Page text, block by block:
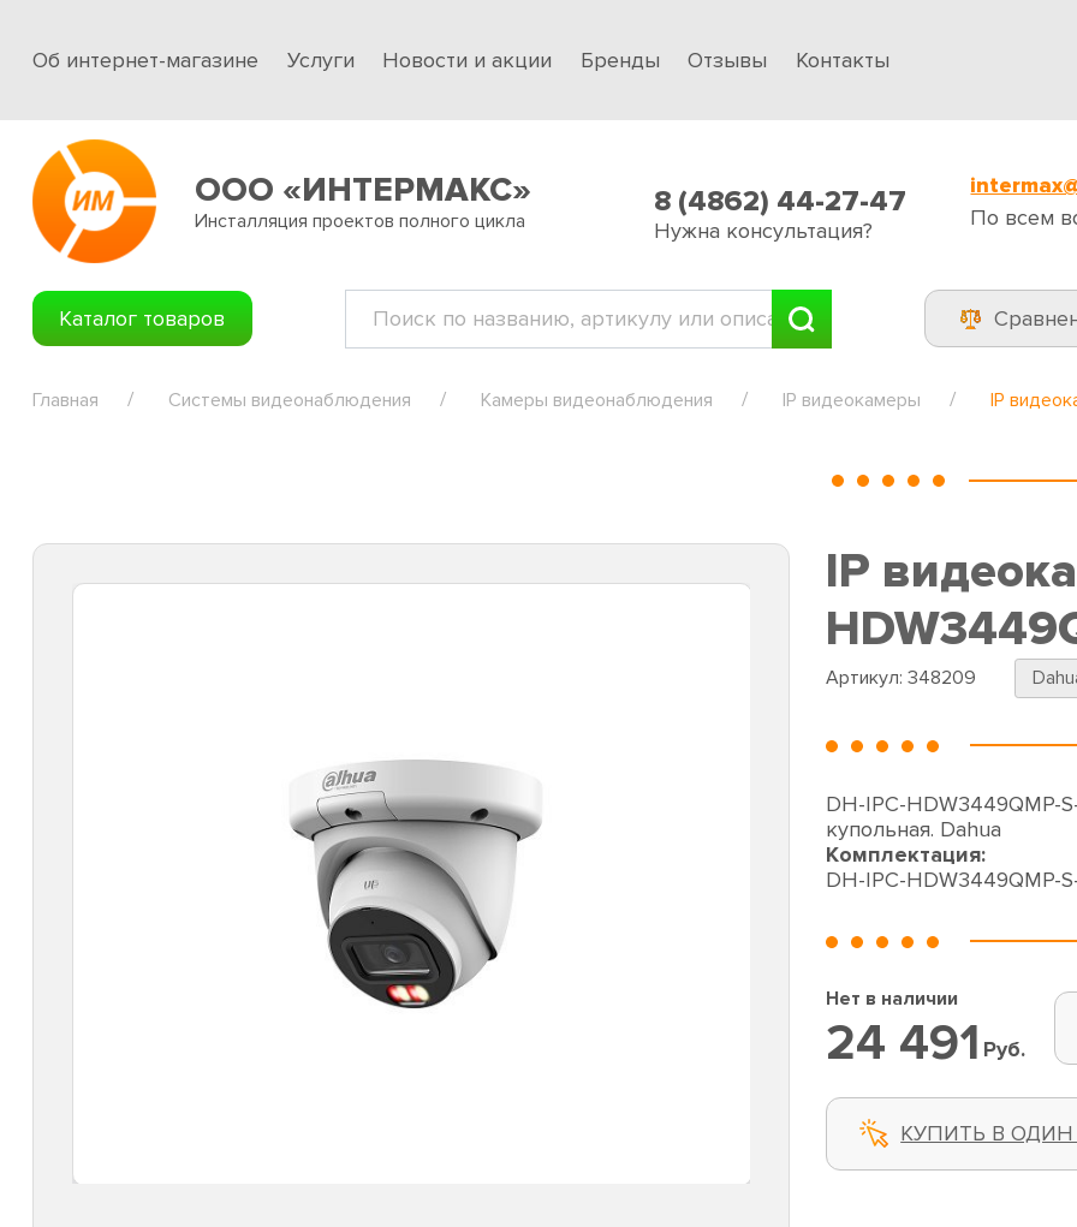
Об интернет-магазине Услуги Новости и акции Бренды Отзывы Контакты
ООО «ИНТЕРМАКС»
Инсталляция проектов полного цикла
8 (4862) 44-27-47
Нужна консультация?
По всем
Каталог товаров
Главная Системы видеонаблюдения Камеры видеонаблюдения IP видеокамеры IP
IP
Артикул: 348209
DH-IPC-HDW3449QMP-
купольная. Dahua
Комплектация:
DH-IPC-HDW3449QMP-
Нет в наличии
24 491 Руб.
КУПИТЬ В